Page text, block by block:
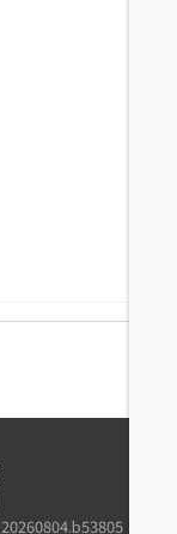
20260804.b53805